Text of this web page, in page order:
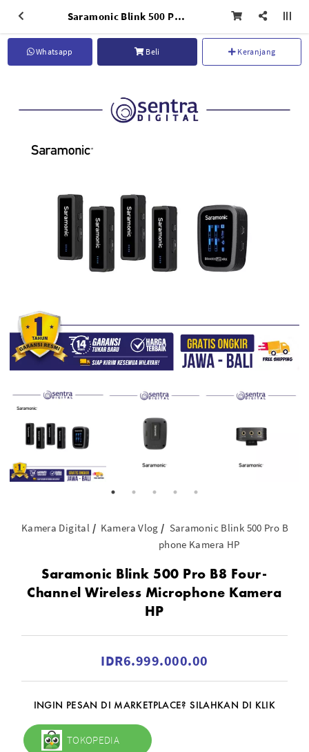
Saramonic Blink 500 Pro B8 Four-Channel Wireless Microphone Kamera HP
Whatsapp Beli Keranjang
Kamera Digital Kamera Vlog
Saramonic Blink 500 Pro B8
phone Kamera HP
Saramonic Blink 500 Pro B8 Four-
Channel Wireless Microphone Kamera
HP
IDR6.999.000.00
INGIN PESAN DI MARKETPLACE? SILAHKAN DI KLIK
TOKOPEDIA